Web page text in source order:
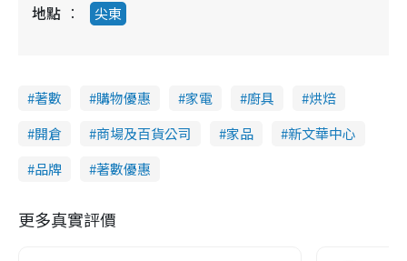
地點 尖東
著數 購物優惠 家電 廚具
烘焙
開倉
商場及百貨公司 家品
新文華中心
品牌
著數優惠
更多真實評價